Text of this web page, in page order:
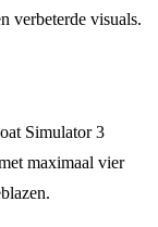
verbeterde visuals.
Simulator 3
maximaal vier